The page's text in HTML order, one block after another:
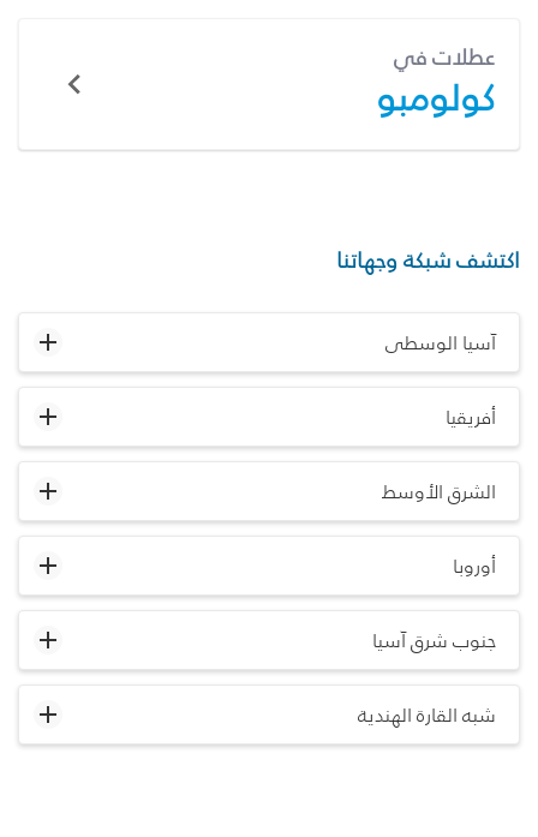
عطلات في
كولومبو
اكتشف شبكة وجهاتنا
آسيا الوسطى
أفريقيا
الشرق الأوسط
أوروبا
جنوب شرق آسيا
شبه القارة الهندية